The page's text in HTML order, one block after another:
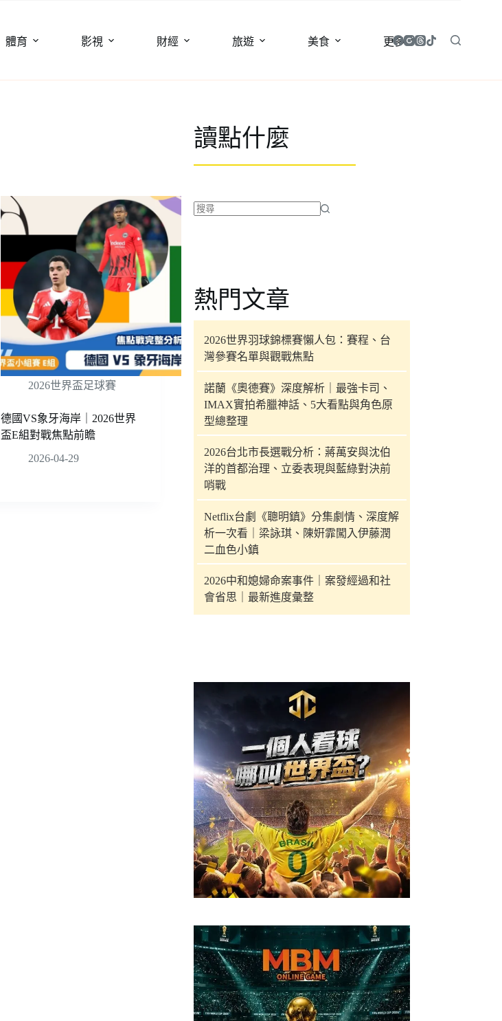
體育 影視 財經 旅遊 美食 更多
2026世界盃足球賽
德國VS象牙海岸｜2026世界
盃E組對戰焦點前瞻
2026-04-29
讀點什麼
合
條
件
果
熱門文章
2026世界羽球錦標賽懶人包：賽程、台
灣參賽名單與觀戰焦點
諾蘭《奧德賽》深度解析｜最強卡司、
IMAX實拍希臘神話、5大看點與角色原
型總整理
2026台北市長選戰分析：蔣萬安與沈伯
洋的首都治理、立委表現與藍綠對決前
哨戰
Netflix台劇《聰明鎮》分集劇情、深度解
析一次看｜梁詠琪、陳姸霏闖入伊藤潤
二血色小鎮
2026中和媳婦命案事件｜案發經過和社
會省思｜最新進度彙整